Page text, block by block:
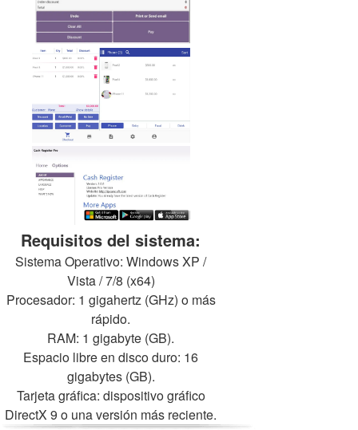
Requisitos del sistema:
Sistema Operativo: Windows XP /
Vista / 7/8 (x64)
Procesador: 1 gigahertz (GHz) o más
rápido.
RAM: 1 gigabyte (GB).
Espacio libre en disco duro: 16
gigabytes (GB).
Tarjeta gráfica: dispositivo gráfico
DirectX 9 o una versión más reciente.